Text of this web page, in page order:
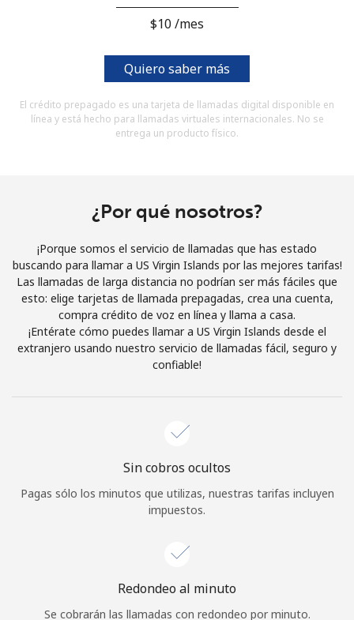
Únete
¡Hola!
Inicia sesión o
¿Olvidaste tu contraseña? →
Iniciar Sesión
o
Continuar con
⁦$10⁩ /mes
Quiero saber más
El crédito prepagado es una tarjeta de llamadas digital disponible en
línea y está hecho para llamadas virtuales internacionales. No se
entrega un producto físico.
¿Por qué nosotros?
¡Porque somos el servicio de llamadas que has estado
buscando para llamar a US Virgin Islands por las mejores tarifas!
Las llamadas de larga distancia no podrían ser más fáciles que
esto: elige tarjetas de llamada prepagadas, crea una cuenta,
compra crédito de voz en línea y llama a casa.
¡Entérate cómo puedes llamar a US Virgin Islands desde el
extranjero usando nuestro servicio de llamadas fácil, seguro y
confiable!
Sin cobros ocultos
Pagas sólo los minutos que utilizas, nuestras tarifas incluyen
impuestos.
Redondeo al minuto
Se cobrarán las llamadas con redondeo por minuto.